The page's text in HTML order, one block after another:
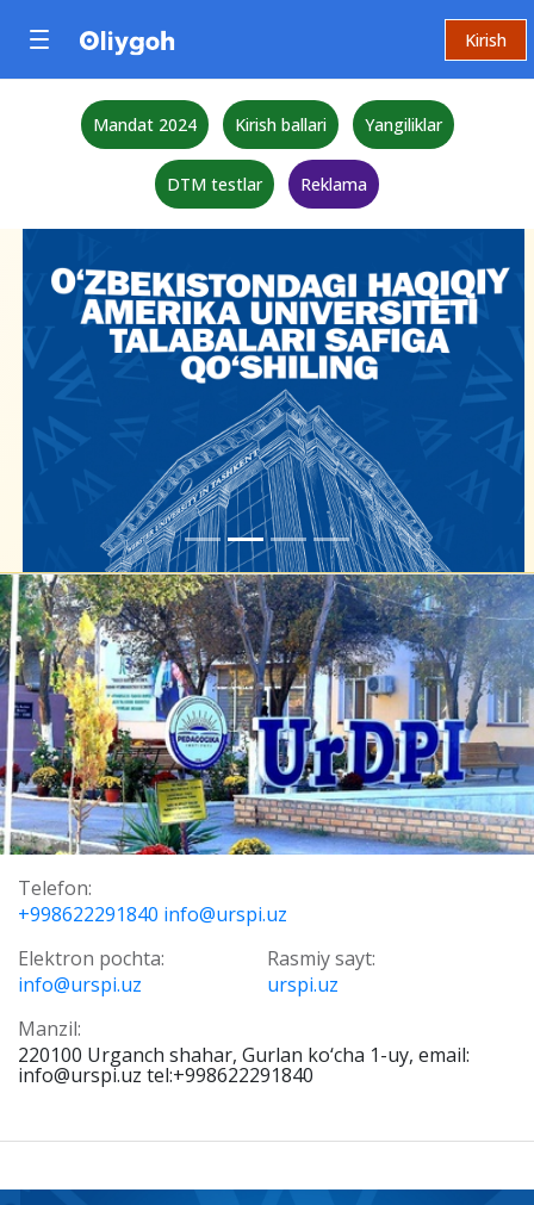
Kirish
Mandat 2024 Kirish ballari Yangiliklar
DTM testlar Reklama
Telefon:
+998622291840 info@urspi.uz
Elektron pochta:
info@urspi.uz
Rasmiy sayt:
urspi.uz
Manzil:
220100 Urganch shahar, Gurlan ko‘cha 1-uy, email:
info@urspi.uz tel:+998622291840